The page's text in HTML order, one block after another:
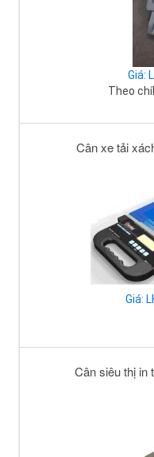
Giá:
Theo
Cân xe tải
Giá:
Cân siêu thị in